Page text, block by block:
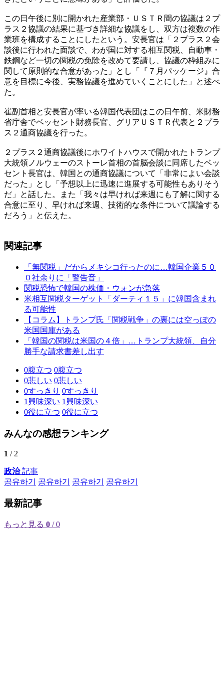
この日午後に別に開かれた産業部・ＵＳＴＲ間の協議は２プ
ラス２協議の結果に基づき詳細な協議をし、双方は複数の作
業班を構成することにしたという。安長官は「２プラス２会
談後に行われた面談で、わが国に対する相互関税、自動車・
鉄鋼など一切の関税の免除を改めて要請し、協議の枠組みに
関して原則的な合意があった」とし「『７月パッケージ』合
意を目標に今後、実務協議を進めていくことにした」と述べ
た。
崔副首相と安長官が率いる韓国代表団はこの日午前、米財務
省庁舎でベッセント財務長官、グリアＵＳＴＲ代表と２プラ
ス２通商協議を行った。
２プラス２通商協議後にホワイトハウスで開かれたトランプ
大統領ノルウェーのストーレ首相の首脳会談に同席したベッ
セント長官は、韓国との通商協議について「非常によい会談
だった」とし「予想以上に迅速に進展する可能性もありそう
だ」と話した。また「我々は早ければ来週にも了解に関する
合意に至り、早ければ来週、技術的な条件について議論する
だろう」と伝えた。
関連記事
「無関税」だからメキシコ行ったのに…韓国企業５０
０社余りに「警告音」
関税恐怖で韓国の株価・ウォンが急落
米相互関税ターゲット「ダーティ１５」に韓国含まれ
る可能性
【コラム】トランプ氏「関税戦争」の裏には空っぽの
米国国庫がある
「韓国の関税は米国の４倍」…トランプ大統領、自分
勝手な請求書差し出す
0腹立つ 0腹立つ
0悲しい 0悲しい
0すっきり 0すっきり
1興味深い 1興味深い
0役に立つ 0役に立つ
みんなの感想ランキング
1 / 2
政治記事
공유하기
공유하기 공유하기 공유하기
最新記事
もっと見る 0 / 0